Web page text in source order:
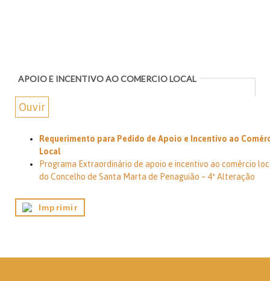
APOIO E INCENTIVO AO COMERCIO LOCAL
Ouvir
Requerimento para Pedido de Apoio e Incentivo ao
Local
Programa Extraordinário de apoio e incentivo ao comércio
do Concelho de Santa Marta de Penaguião – 4ª Alteração
Imprimir